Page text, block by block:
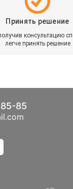
Принять решение
консультацию
легче принять решение
85